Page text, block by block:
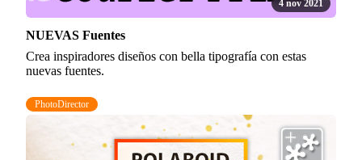
4 nov 2021
NUEVAS Fuentes
Crea inspiradores diseños con bella tipografía con estas
nuevas fuentes.
PhotoDirector